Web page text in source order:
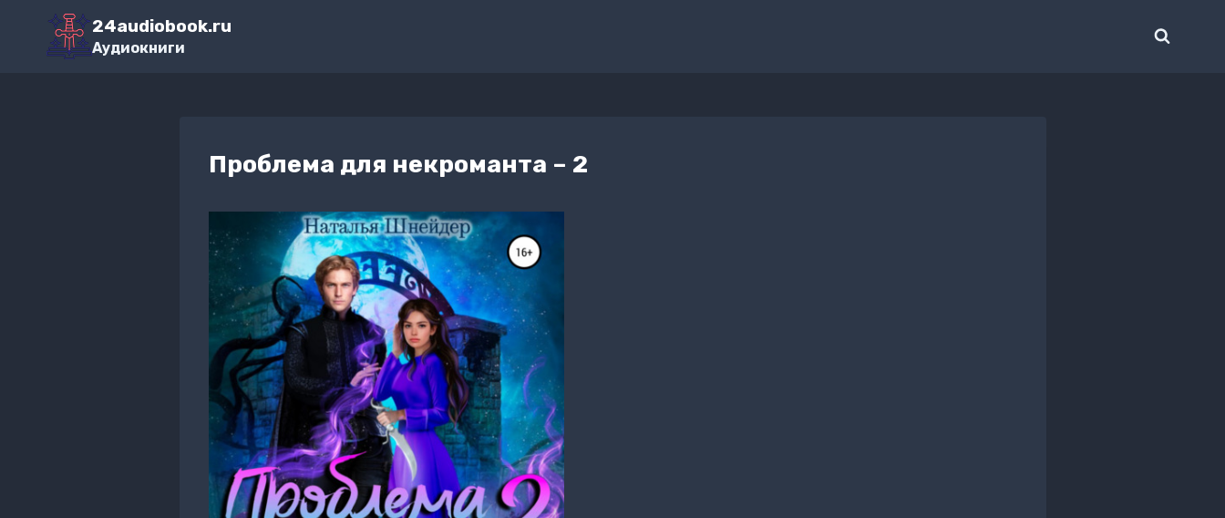
Перейти
содержимому
24audiobook.ru
Аудиокниги
Проблема для некроманта – 2